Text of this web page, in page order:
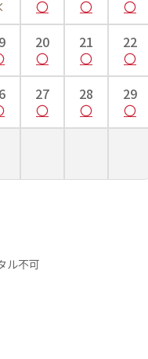
20 21 22
27 28 29
不可